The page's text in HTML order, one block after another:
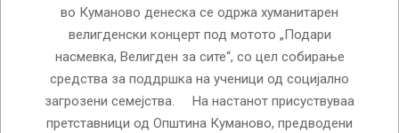
во Куманово денеска се одржа хуманитарен
велигденски концерт под мотото „Подари
насмевка, Велигден за сите“, со цел собирање
средства за поддршка на ученици од социјално
загрозени семејства. На настанот присуствуваа
претставници од Општина Куманово, предводени